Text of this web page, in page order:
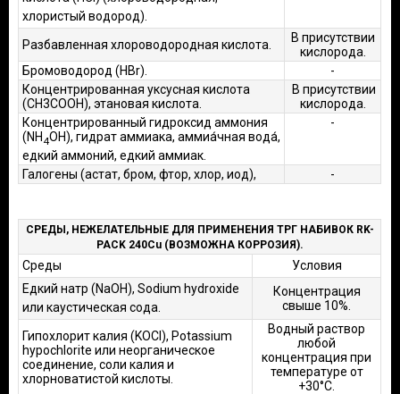
хлористый водород).
Разбавленная хлороводородная кислота.
В присутствии
кислорода.
Бромоводород (HBr).
-
Концентрированная уксусная кислота
(CH3COOH), этановая кислота.
В присутствии
кислорода.
Концентрированный гидроксид аммония
(NH 4OH), гидрат аммиака, аммиа́чная вода́,
едкий аммоний, едкий аммиак.
-
Галогены (астат, бром, фтор, хлор, иод), -
СРЕДЫ, НЕЖЕЛАТЕЛЬНЫЕ ДЛЯ ПРИМЕНЕНИЯ ТРГ НАБИВОК RK-
PACK 240Cu (ВОЗМОЖНА КОРРОЗИЯ).
Среды
Условия
Едкий натр (NaOH), Sodium hydroxide
или каустическая сода.
Концентрация
свыше 10%.
Гипохлорит калия (KOCl), Potassium
hypochlorite или неорганическое
соединение, соли калия и
хлорноватистой кислоты.
Водный раствор
любой
концентрация при
температуре от
+30°С.